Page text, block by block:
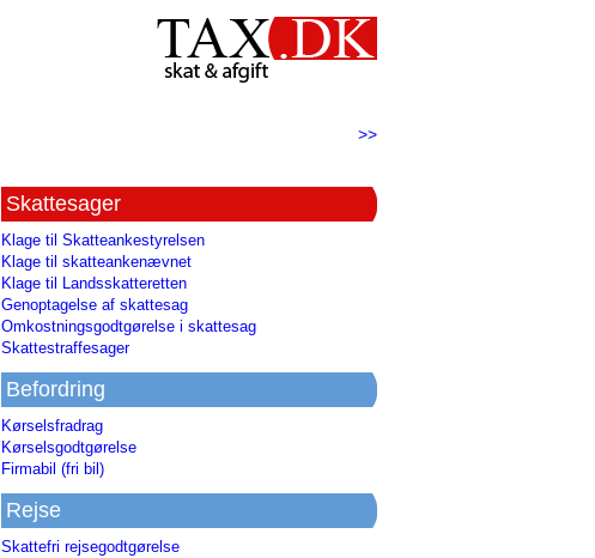
>>
Skattesager
Klage til Skatteankestyrelsen
Klage til skatteankenævnet
Klage til Landsskatteretten
Genoptagelse af skattesag
Omkostningsgodtgørelse i skattesag
Skattestraffesager
Befordring
Kørselsfradrag
Kørselsgodtgørelse
Firmabil (fri bil)
Rejse
Skattefri rejsegodtgørelse